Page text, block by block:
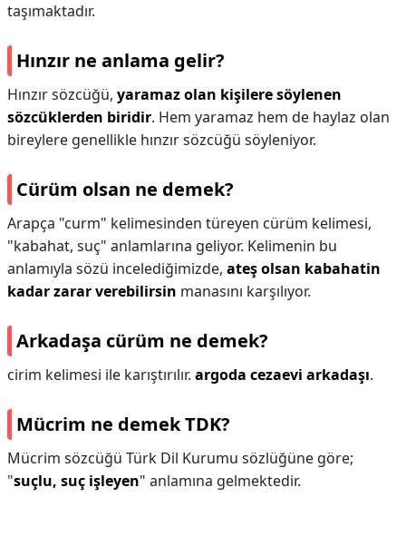
taşımaktadır.
Hınzır ne anlama gelir?
Hınzır sözcüğü, yaramaz olan kişilere söylenen
sözcüklerden biridir. Hem yaramaz hem de haylaz olan
bireylere genellikle hınzır sözcüğü söyleniyor.
Cürüm olsan ne demek?
Arapça "curm" kelimesinden türeyen cürüm kelimesi,
"kabahat, suç" anlamlarına geliyor. Kelimenin bu
anlamıyla sözü incelediğimizde, ateş olsan kabahatin
kadar zarar verebilirsin manasını karşılıyor.
Arkadaşa cürüm ne demek?
cirim kelimesi ile karıştırılır. argoda cezaevi arkadaşı.
Mücrim ne demek TDK?
Mücrim sözcüğü Türk Dil Kurumu sözlüğüne göre;
"suçlu, suç işleyen" anlamına gelmektedir.